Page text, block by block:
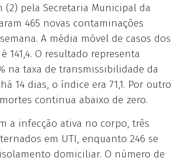
(2) pela Secretaria Municipal da
465 novas contaminações
A média móvel de casos dos
141,4. O resultado representa
na taxa de transmissibilidade da
14 dias, o índice era 71,1. Por outro
continua abaixo de zero.
a infecção ativa no corpo, três
em UTI, enquanto 246 se
domiciliar. O número de